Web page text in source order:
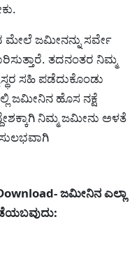
ಮೇಲೆ ಜಮೀನನ್ನು ಸರ್ವೇ
ತದನಂತರ ನಿಮ್ಮ
ಸಹಿ ಪಡೆದುಕೊಂಡು
ಜಮೀನಿನ ಹೊಸ ನಕ್ಷೆ
ನಿಮ್ಮ ಜಮೀನು ಅಳತೆ
ಜಮೀನಿನ ಎಲ್ಲಾ